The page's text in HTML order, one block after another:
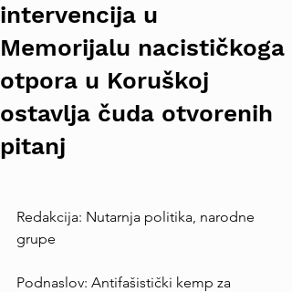
intervencija u
Memorijalu nacističkoga
otpora u Koruškoj
ostavlja čuda otvorenih
pitanj
Redakcija: Nutarnja politika, narodne
grupe
Podnaslov: Antifašistički kemp za